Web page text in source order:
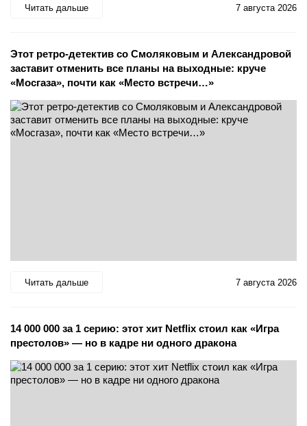
Читать дальше 7 августа 2026
Этот ретро-детектив со Смоляковым и Александровой
заставит отменить все планы на выходные: круче
«Мосгаза», почти как «Место встречи…»
Читать дальше 7 августа 2026
14 000 000 за 1 серию: этот хит Netflix стоил как «Игра
престолов» — но в кадре ни одного дракона